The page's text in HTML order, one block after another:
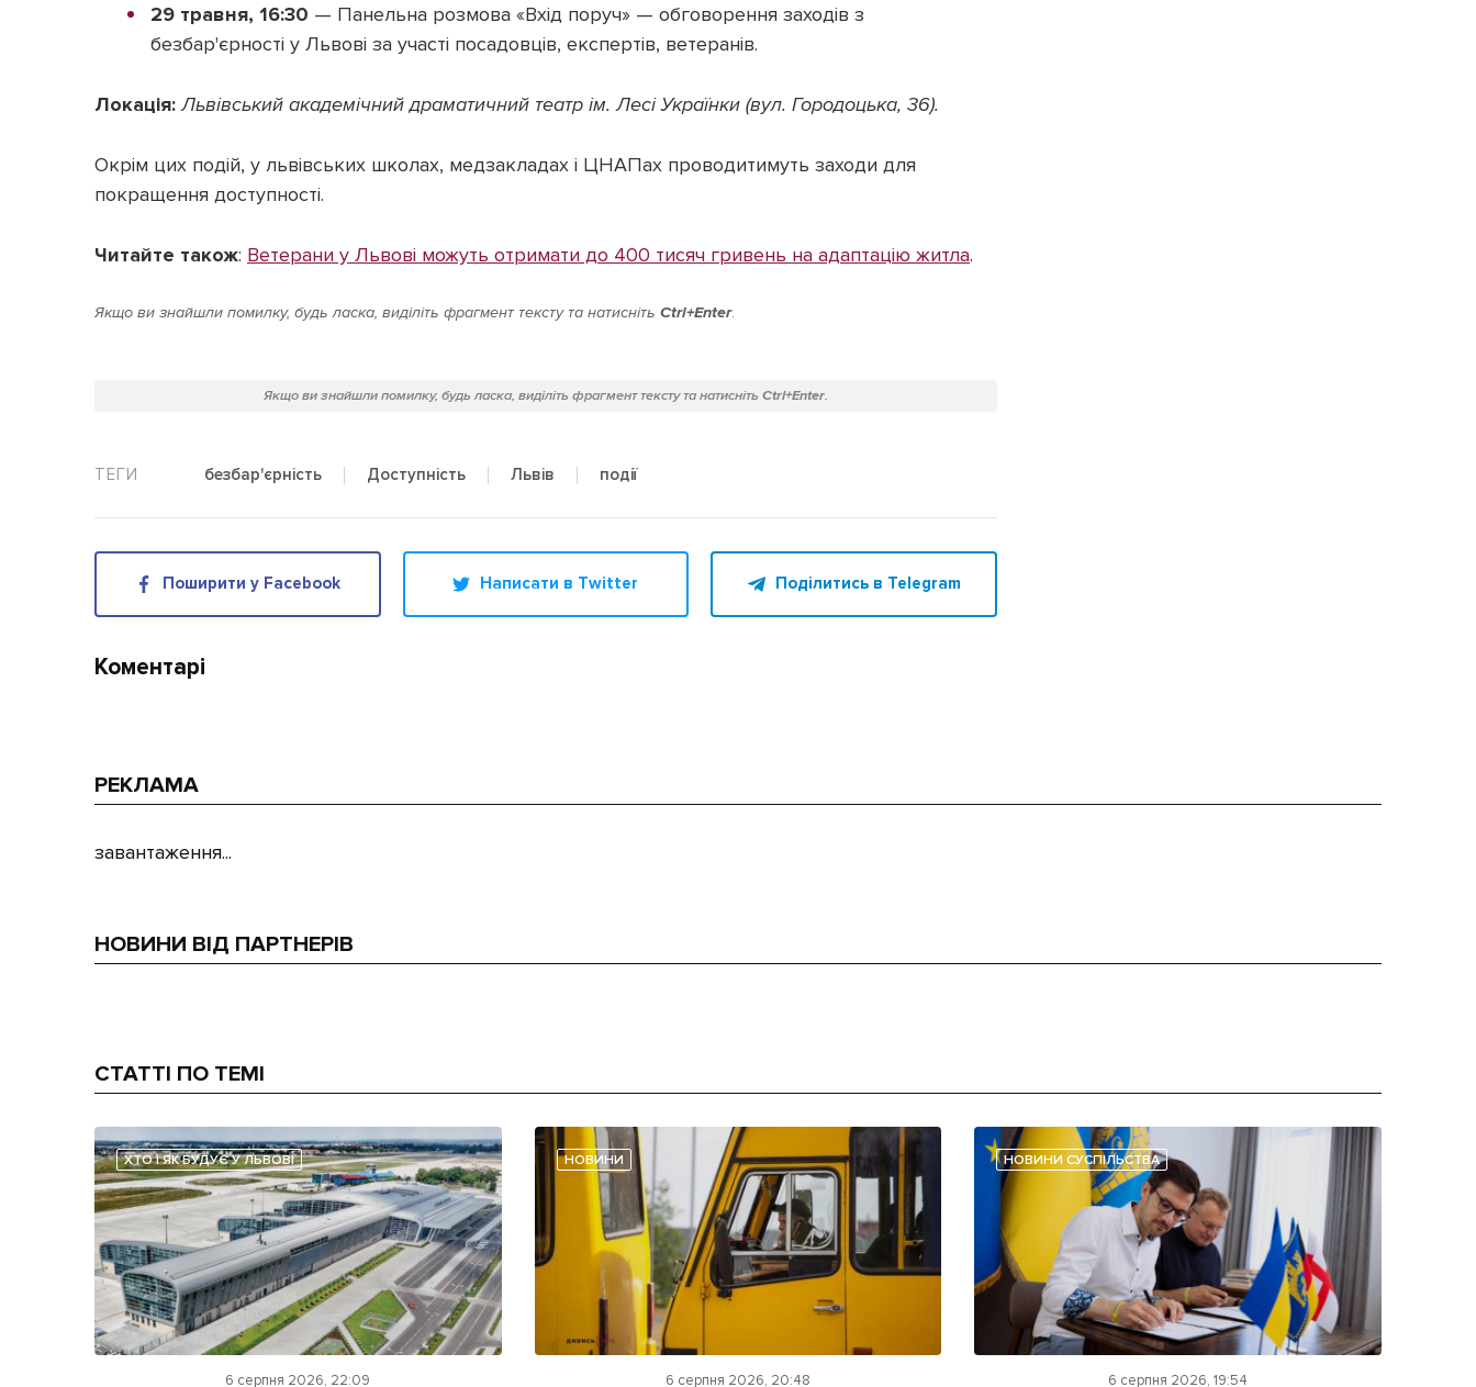
29 травня, 16:30 — Панельна розмова «Вхід поруч» — обговорення заходів з
безбар'єрності у Львові за участі посадовців, експертів, ветеранів.
Локація: Львівський академічний драматичний театр ім. Лесі Українки (вул. Городоцька, 36).
Окрім цих подій, у львівських школах, медзакладах і ЦНАПах проводитимуть заходи для
покращення доступності.
Читайте також: Ветерани у Львові можуть отримати до 400 тисяч гривень на адаптацію житла.
Якщо ви знайшли помилку, будь ласка, виділіть фрагмент тексту та натисніть Ctrl+Enter.
Якщо ви знайшли помилку, будь ласка, виділіть фрагмент тексту та натисніть Ctrl+Enter.
безбар'єрність Доступність Львів події
Поширити у Facebook Написати в Twitter Поділитись в Telegram
Коментарі
РЕКЛАМА
завантаження...
НОВИНИ ВІД ПАРТНЕРІВ
СТАТТІ ПО ТЕМІ
ХТО І ЯК БУДУЄ У ЛЬВОВІ
6 серпня 2026, 22:09
НОВИНИ
6 серпня 2026, 20:48
НОВИНИ СУСПІЛЬСТВА
6 серпня 2026, 19:54